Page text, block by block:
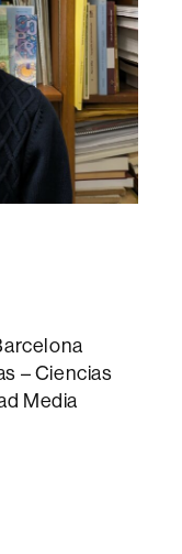
– Ciencias
Media